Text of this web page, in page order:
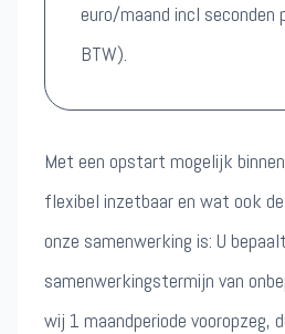
euro/maand incl
BTW).
Met een opstart mogelijk
flexibel inzetbaar en wat ook
onze samenwerking is: U
samenwerkingstermijn van
wij 1 maandperiode vooropzeg,